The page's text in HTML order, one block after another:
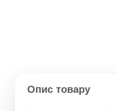
Опис товару